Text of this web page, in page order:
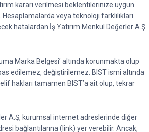
kararı verilmesi beklentilerinize uygun
veya teknoloji farklılıkları
hatalardan İş Yatırım Menkul Değerler A.Ş.
Marka Belgesi’ altında korunmakta olup
edilemez, değiştirilemez. BIST ismi altında
hakları tamamen BIST’a ait olup, tekrar
A.Ş, kurumsal internet adreslerinde diğer
bağlantılarına (link) yer verebilir. Ancak,